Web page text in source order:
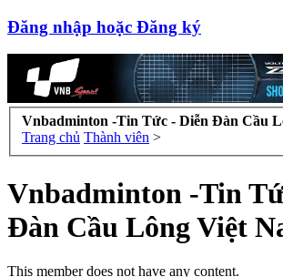
Đăng nhập hoặc Đăng ký
Vnbadminton -Tin Tức - Diễn Đàn Cầu
Trang chủ Thành viên >
Vnbadminton -Tin
Đàn Cầu Lông Việt
This member does not have any content.